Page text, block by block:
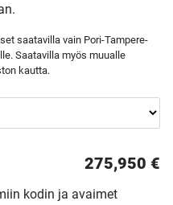
saatavilla vain Pori-Tampere-
Saatavilla myös muualle
kautta.
275,950 €
kodin ja avaimet